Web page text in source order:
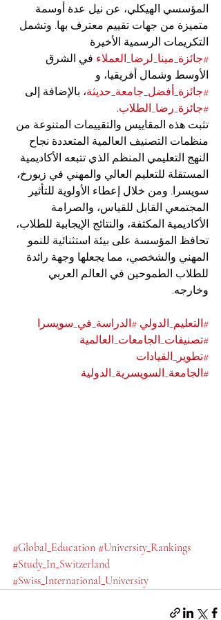
المؤسسي الهيكلي، عن نيل عدة أوسمة
متميزة من جهات تقييم معترف بها. وتشمل
التكريمات الرسمية الأخيرة
#جائزة_مينا_لرضا_العملاء في الشرق
الأوسط وشمال أفريقيا، و
#جائزة_أفضل_جامعة_حديثة، بالإضافة إلى
#جائزة_رضا_الطلاب.
تثبت هذه المقاييس والتقييمات المتنوعة من
منظمات التصنيف العالمية المتعددة نجاح
النهج التعليمي المنظم الذي تتبعه الأكاديمية
المستقلة للتعليم العالي والمهني في زيورخ،
سويسرا. ومن خلال إعطاء الأولوية للتأثير
المجتمعي القابل للقياس، والصرامة
الأكاديمية المكثفة، والنتائج الإيجابية للطلاب،
تحافظ المؤسسة على بيئة استثنائية للنمو
المهني والشخصي، مما يجعلها وجهة رائدة
للطلاب الطموحين في العالم العربي
وخارجه.
#التعليم_الدولي #الدراسة_في_سويسرا
#تصنيفات_الجامعات_العالمية
#تطوير_القيادات
#الجامعة_السويسرية_الدولية
#Global_Education #University_Rankings
#Study_In_Switzerland
#Swiss_International_University